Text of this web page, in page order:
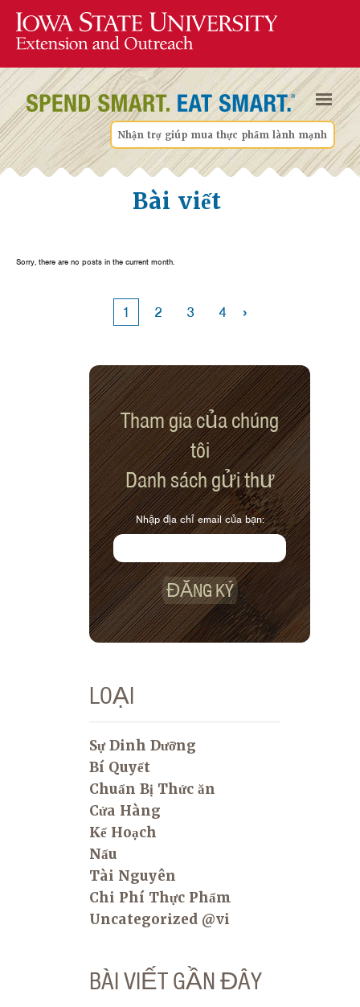
Nhận trợ giúp mua thực phẩm lành mạnh
Bài viết
Sorry, there are no posts in the current month.
1 2 3 4 ›
Tham gia của chúng
tôi
Danh sách gửi thư
Nhập địa chỉ email của bạn:
ĐĂNG KÝ
LOẠI
Sự Dinh Dưỡng
Bí Quyết
Chuẩn Bị Thức ăn
Cửa Hàng
Kế Hoạch
Nấu
Tài Nguyên
Chi Phí Thực Phẩm
Uncategorized @vi
BÀI VIẾT GẦN ĐÂY